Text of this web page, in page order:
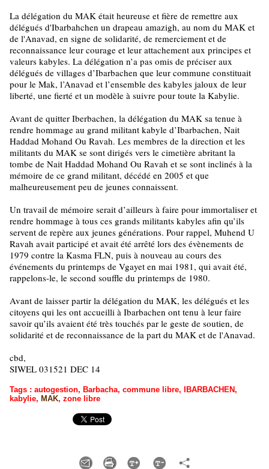
La délégation du MAK était heureuse et fière de remettre aux
délégués d'Ibarbahchen un drapeau amazigh, au nom du MAK et
de l'Anavad, en signe de solidarité, de remerciement et de
reconnaissance leur courage et leur attachement aux principes et
valeurs kabyles. La délégation n’a pas omis de préciser aux
délégués de villages d’Ibarbachen que leur commune constituait
pour le Mak, l’Anavad et l’ensemble des kabyles jaloux de leur
liberté, une fierté et un modèle à suivre pour toute la Kabylie.
Avant de quitter Iberbachen, la délégation du MAK sa tenue à
rendre hommage au grand militant kabyle d’Ibarbachen, Nait
Haddad Mohand Ou Ravah. Les membres de la direction et les
militants du MAK se sont dirigés vers le cimetière abritant la
tombe de Nait Haddad Mohand Ou Ravah et se sont inclinés à la
mémoire de ce grand militant, décédé en 2005 et que
malheureusement peu de jeunes connaissent.
Un travail de mémoire serait d’ailleurs à faire pour immortaliser et
rendre hommage à tous ces grands militants kabyles afin qu’ils
servent de repère aux jeunes générations. Pour rappel, Muhend U
Ravah avait participé et avait été arrêté lors des évènements de
1979 contre la Kasma FLN, puis à nouveau au cours des
événements du printemps de Vgayet en mai 1981, qui avait été,
rappelons-le, le second souffle du printemps de 1980.
Avant de laisser partir la délégation du MAK, les délégués et les
citoyens qui les ont accueilli à Ibarbachen ont tenu à leur faire
savoir qu’ils avaient été très touchés par le geste de soutien, de
solidarité et de reconnaissance de la part du MAK et de l'Anavad.
cbd,
SIWEL 031521 DEC 14
Tags : autogestion, Barbacha, commune libre, IBARBACHEN,
kabylie, MAK, zone libre